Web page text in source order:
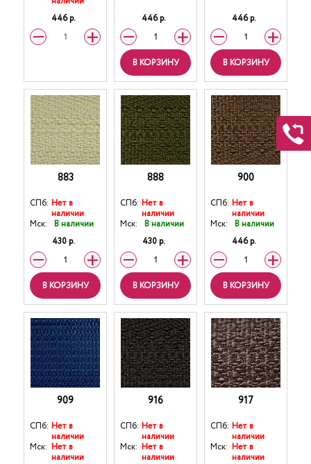
446 р.
446 р.
В КОРЗИНУ
446 р.
В КОРЗИНУ
883
СПб: Нет в
наличии
Мск:
В наличии
430 р.
В КОРЗИНУ
888
СПб: Нет в
наличии
Мск:
В наличии
430 р.
В КОРЗИНУ
900
СПб: Нет в
наличии
Мск:
В наличии
446 р.
В КОРЗИНУ
909
СПб: Нет в
наличии
Мск: Нет в
наличии
916
СПб: Нет в
наличии
Мск: Нет в
наличии
917
СПб: Нет в
наличии
Мск: Нет в
наличии